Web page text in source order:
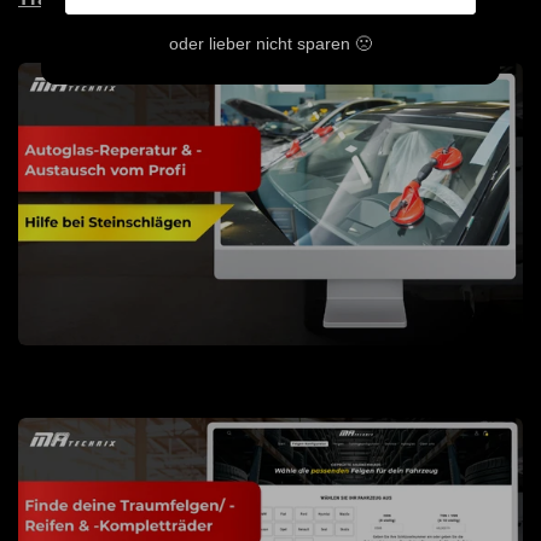
oder lieber nicht sparen 🙁